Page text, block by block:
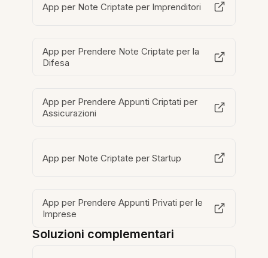
App per Note Criptate per Imprenditori
App per Prendere Note Criptate per la
Difesa
App per Prendere Appunti Criptati per
Assicurazioni
App per Note Criptate per Startup
App per Prendere Appunti Privati per le
Imprese
Soluzioni complementari